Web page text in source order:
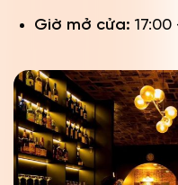
Giờ mở cửa: